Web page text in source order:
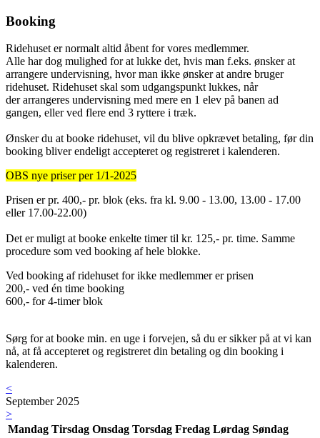
Booking
Ridehuset er normalt altid åbent for vores medlemmer.
Alle har dog mulighed for at lukke det, hvis man f.eks. ønsker at
arrangere undervisning, hvor man ikke ønsker at andre bruger
ridehuset. Ridehuset skal som udgangspunkt lukkes, når
der arrangeres undervisning med mere en 1 elev på banen ad
gangen, eller ved flere end 3 ryttere i træk.
Ønsker du at booke ridehuset, vil du blive opkrævet betaling, før din
booking bliver endeligt accepteret og registreret i kalenderen.
OBS nye priser per 1/1-2025
Prisen er pr. 400,- pr. blok (eks. fra kl. 9.00 - 13.00, 13.00 - 17.00
eller 17.00-22.00)
Det er muligt at booke enkelte timer til kr. 125,- pr. time. Samme
procedure som ved booking af hele blokke.
Ved booking af ridehuset for ikke medlemmer er prisen
200,- ved én time booking
600,- for 4-timer blok
Sørg for at booke min. en uge i forvejen, så du er sikker på at vi kan
nå, at få accepteret og registreret din betaling og din booking i
kalenderen.
<
September 2025
>
Mandag Tirsdag Onsdag Torsdag Fredag Lørdag Søndag